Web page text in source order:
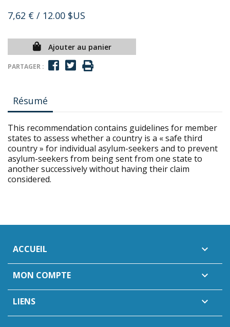
7,62 € / 12.00 $US
Ajouter au panier
PARTAGER :
Résumé
This recommendation contains guidelines for member
states to assess whether a country is a « safe third
country » for individual asylum-seekers and to prevent
asylum-seekers from being sent from one state to
another successively without having their claim
considered.
ACCUEIL 
MON COMPTE 
LIENS 